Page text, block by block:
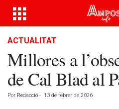
ACTUALITAT
Millores a
de Cal Blad al
Por Redacció - 13 de febrer de 2026